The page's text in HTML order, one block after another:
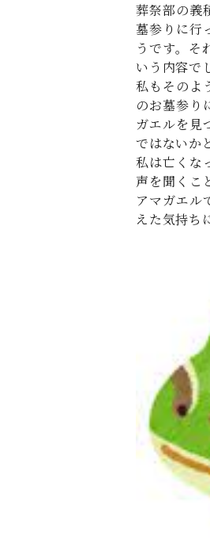
葬祭部の義
墓参りに行
うです。そ
いう内容で
私もそのよ
のお墓参り
ガエルを見
ではないか
私は亡くな
声を聞くこ
アマガエル
えた気持ち